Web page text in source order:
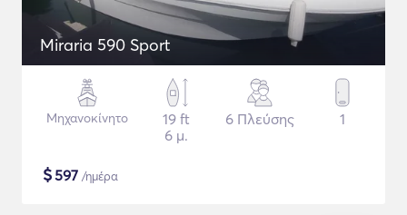
Miraria 590 Sport
Μηχανοκίνητο
19 ft
6 μ.
6 Πλεύσης 1
$597 /ημέρα